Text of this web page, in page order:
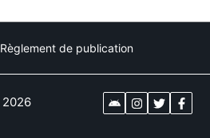
Règlement de publication
2026